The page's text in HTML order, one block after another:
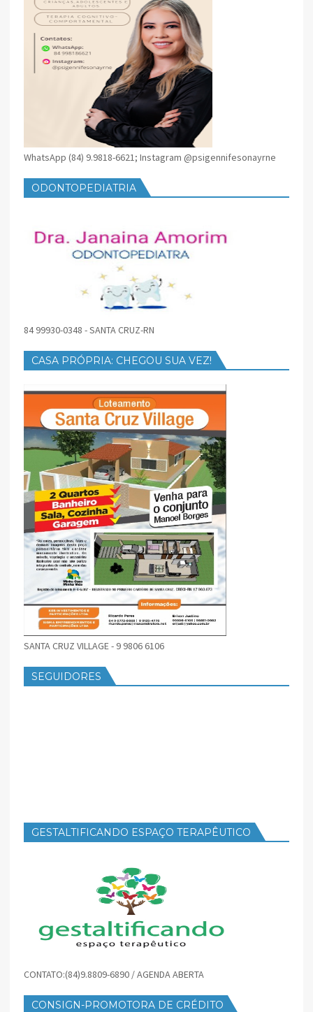
WhatsApp (84) 9.9818-6621; Instagram @psigennifesonayrne
ODONTOPEDIATRIA
84 99930-0348 - SANTA CRUZ-RN
CASA PRÓPRIA: CHEGOU SUA VEZ!
SANTA CRUZ VILLAGE - 9 9806 6106
SEGUIDORES
GESTALTIFICANDO ESPAÇO TERAPÊUTICO
CONTATO:(84)9.8809-6890 / AGENDA ABERTA
CONSIGN-PROMOTORA DE CRÉDITO